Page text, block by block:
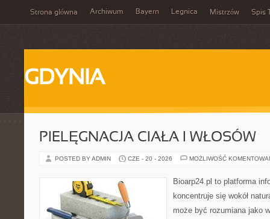
Strona główna Archiwum Bayern Legnica Mistrzów Spis
GDYNIA
PIELĘGNACJA CIAŁA I WŁOSÓW
POSTED BY ADMIN CZE - 20 - 2026 MOŻLIWOŚĆ
Bioarp24.pl to platforma
koncentruje się wokół
może być rozumiana jako